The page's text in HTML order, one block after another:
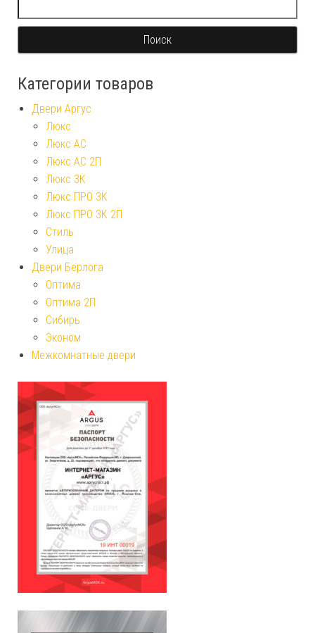
Категории товаров
Двери Аргус
Люкс
Люкс АС
Люкс АС 2П
Люкс 3К
Люкс ПРО 3К
Люкс ПРО 3К 2П
Стиль
Улица
Двери Берлога
Оптима
Оптима 2П
Сибирь
Эконом
Межкомнатные двери